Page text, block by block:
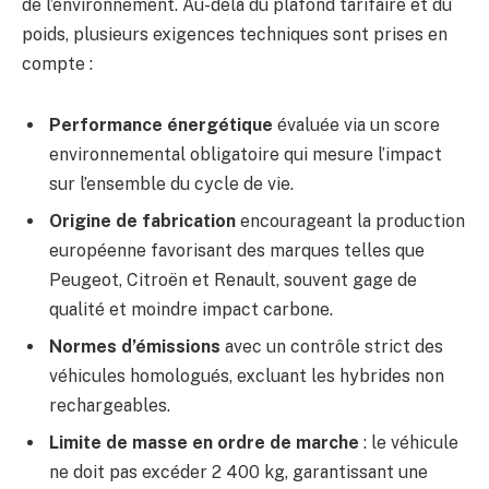
de l’environnement. Au-delà du plafond tarifaire et du
poids, plusieurs exigences techniques sont prises en
compte :
Performance énergétique évaluée via un score
environnemental obligatoire qui mesure l’impact
sur l’ensemble du cycle de vie.
Origine de fabrication encourageant la production
européenne favorisant des marques telles que
Peugeot, Citroën et Renault, souvent gage de
qualité et moindre impact carbone.
Normes d’émissions avec un contrôle strict des
véhicules homologués, excluant les hybrides non
rechargeables.
Limite de masse en ordre de marche : le véhicule
ne doit pas excéder 2 400 kg, garantissant une